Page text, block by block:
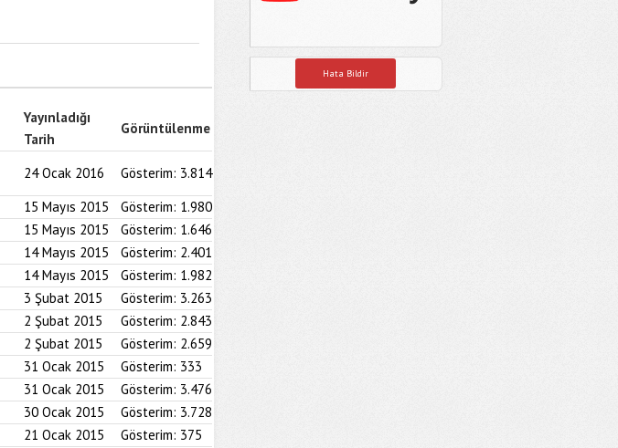
Yayınladığı
Tarih
Görüntülenme
24 Ocak 2016 Gösterim: 3.814
15 Mayıs 2015 Gösterim: 1.980
15 Mayıs 2015 Gösterim: 1.646
14 Mayıs 2015 Gösterim: 2.401
14 Mayıs 2015 Gösterim: 1.982
3 Şubat 2015 Gösterim: 3.263
2 Şubat 2015 Gösterim: 2.843
2 Şubat 2015 Gösterim: 2.659
31 Ocak 2015 Gösterim: 333
31 Ocak 2015 Gösterim: 3.476
30 Ocak 2015 Gösterim: 3.728
21 Ocak 2015 Gösterim: 375
Hata Bildir